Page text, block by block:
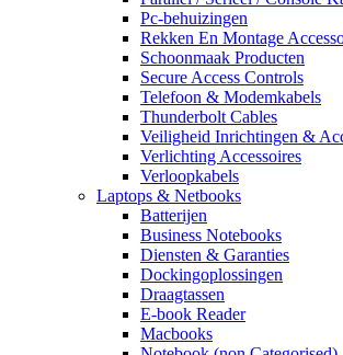
Pc-behuizingen
Rekken En Montage
Schoonmaak Producten
Secure Access Controls
Telefoon & Modemkabels
Thunderbolt Cables
Veiligheid Inrichtingen &
Verlichting Accessoires
Verloopkabels
Laptops & Netbooks
Batterijen
Business Notebooks
Diensten & Garanties
Dockingoplossingen
Draagtassen
E-book Reader
Macbooks